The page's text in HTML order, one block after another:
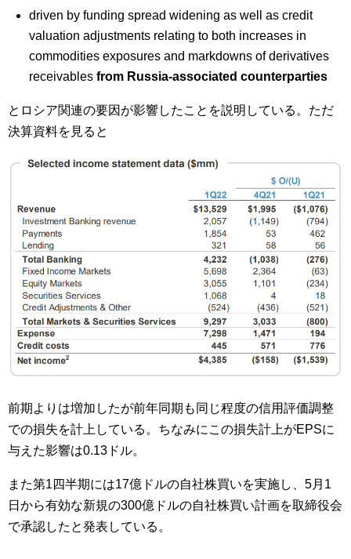
driven by funding spread widening as well as credit
valuation adjustments relating to both increases in
commodities exposures and markdowns of derivatives
receivablesfrom Russia-associated counterparties
とロシア関連の要因が影響したことを説明している。ただ
決算資料を見ると
前期よりは増加したが前年同期も同じ程度の信用評価調整
での損失を計上している。ちなみにこの損失計上がEPSに
与えた影響は0.13ドル。
また第1四半期には17億ドルの自社株買いを実施し、5月1
日から有効な新規の300億ドルの自社株買い計画を取締役会
で承認したと発表している。